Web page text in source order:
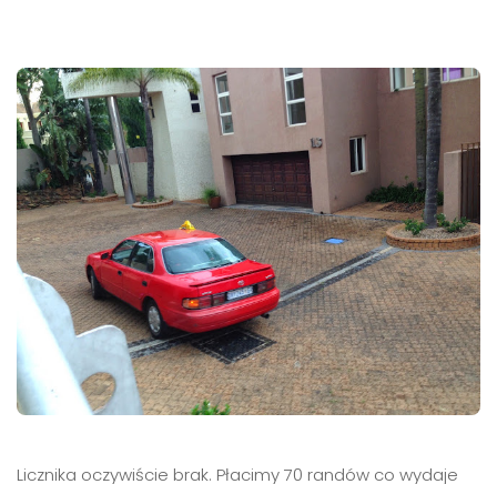
Licznika oczywiście brak. Płacimy 70 randów co wydaje